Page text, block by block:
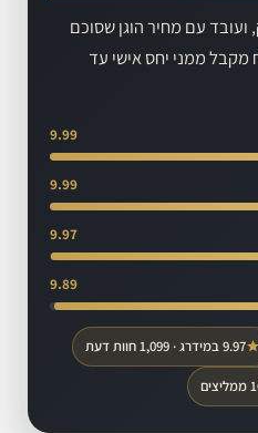
עם מחיר הוגן שסוכם
ממני יחס אישי עד
9.99
9.99
9.97
9.89
9.97 במידרג · 1,099 חוות דעת